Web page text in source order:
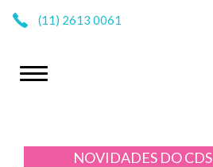
(11) 2613 0061
NOVIDADES DO CDS